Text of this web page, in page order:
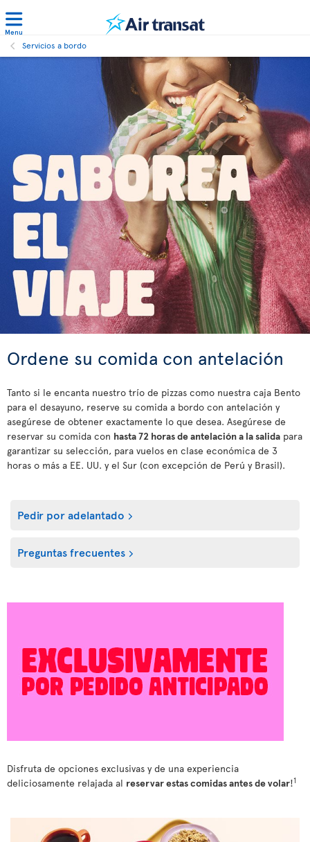
Menu
Servicios a bordo
Ordene su comida con antelación
Tanto si le encanta nuestro trío de pizzas como nuestra caja Bento
para el desayuno, reserve su comida a bordo con antelación y
asegúrese de obtener exactamente lo que desea. Asegúrese de
reservar su comida con hasta 72 horas de antelación a la salida para
garantizar su selección, para vuelos en clase económica de 3
horas o más a EE. UU. y el Sur (con excepción de Perú y Brasil).
Pedir por adelantado
Preguntas frecuentes
Disfruta de opciones exclusivas y de una experiencia
deliciosamente relajada al reservar estas comidas antes de volar!1